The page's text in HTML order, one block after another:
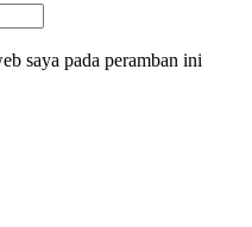
saya pada peramban ini